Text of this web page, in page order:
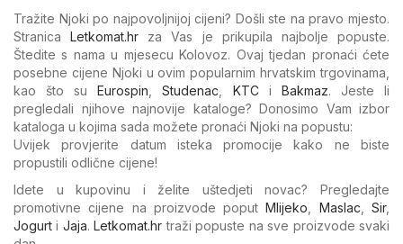
Tražite Njoki po najpovoljnijoj cijeni? Došli ste na pravo mjesto.
StranicaLetkomat.hr za Vas je prikupila najbolje popuste.
Štedite s nama u mjesecu Kolovoz. Ovaj tjedan pronaći ćete
posebne cijene Njoki u ovim popularnim hrvatskim trgovinama,
kao što suEurospin ,Studenac KTCi Bakmaz. Jeste li
pregledali njihove najnovije kataloge? Donosimo Vam izbor
kataloga u kojima sada možete pronaći Njoki na popustu:
Uvijek provjerite datum isteka promocije kako ne biste
propustili odlične cijene!
Idete u kupovinu i želite uštedjeti novac? Pregledajte
promotivne cijene na proizvode poputMlijeko Maslac ,Sir,
Jogurt i Jaja.Letkomat.hr traži popuste na sve proizvode svaki